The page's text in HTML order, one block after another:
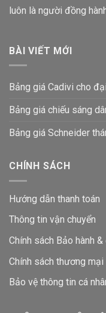
luôn là người đồng
BÀI VIẾT MỚI
Bảng giá Cadivi cho
Bảng giá chiếu sáng
Bảng giá Schneider
CHÍNH SÁCH
Hướng dẫn thanh toán
Thông tin vận chuyển
Chính sách Bảo hành
Chính sách thương mại
Bảo vệ thông tin cá